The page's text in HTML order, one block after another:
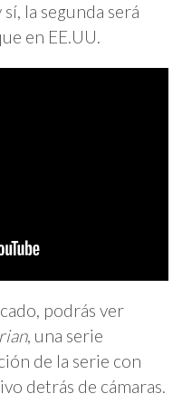
la segunda será
en EE.UU.
podrás ver
, una serie
de la serie con
detrás de cámaras.